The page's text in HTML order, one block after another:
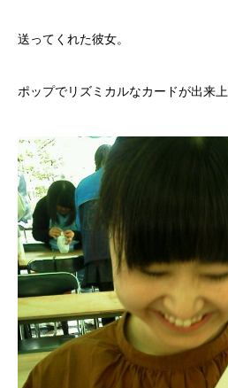
送ってくれた彼女。
ポップでリズミカルなカードが出来上